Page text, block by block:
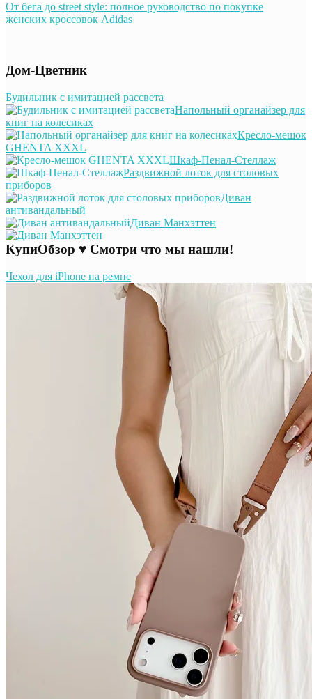
От бега до street style: полное руководство по покупке
женских кроссовок Adidas
Дом-Цветник
Будильник с имитацией рассвета
Напольный органайзер для
книг на колесиках
Кресло-мешок
GHENTA XXXL
Шкаф-Пенал-Стеллаж
Раздвижной лоток для столовых
приборов
Диван
антивандальный
Диван Манхэттен
КупиОбзор ♥ Смотри что мы нашли!
Чехол для iPhone на ремне